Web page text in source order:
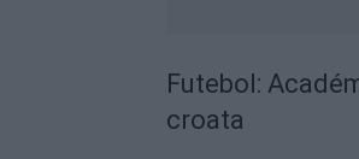
Futebol:
croata